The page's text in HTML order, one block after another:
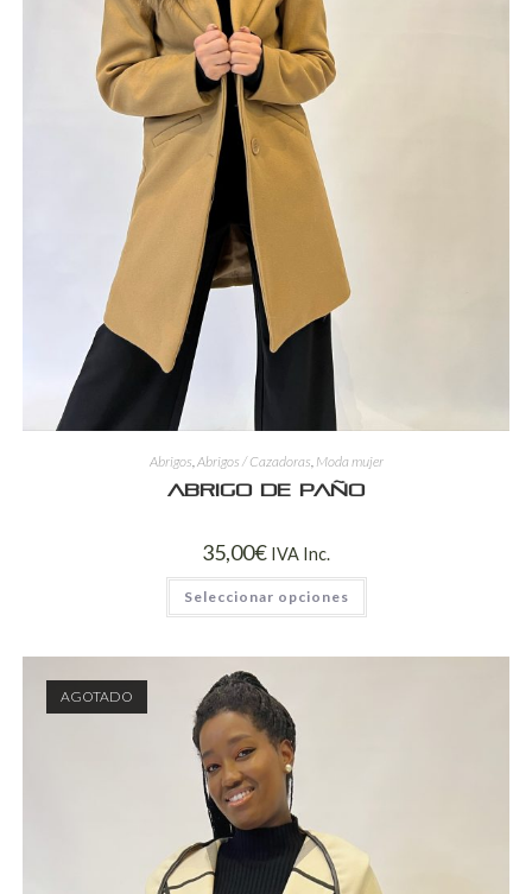
Abrigos,Abrigos / Cazadoras, Moda mujer
Abrigo de paño
35,00€ IVA Inc.
Seleccionar opciones
AGOTADO